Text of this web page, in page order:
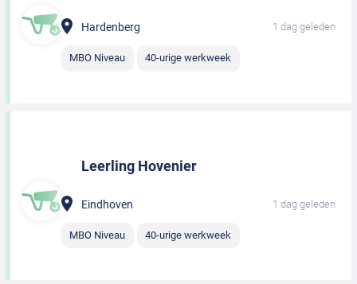
Hardenberg 1 dag geleden
MBO Niveau 40-urige werkweek
Leerling Hovenier
Eindhoven 1 dag geleden
MBO Niveau 40-urige werkweek